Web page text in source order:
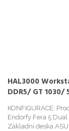
HAL3000
DDR5/ GT 1030/
KONFIGURACE:
Endorfy Fera 5
Základní deska